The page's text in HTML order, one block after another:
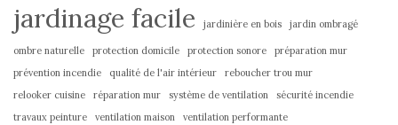
jardinage facile
jardinière en bois jardin ombragé
ombre naturelle protection domicile protection sonore
préparation mur
prévention incendie
qualité de l'air intérieur
reboucher trou mur
relooker cuisine
réparation mur système de ventilation
sécurité incendie
travaux peinture
ventilation maison ventilation performante